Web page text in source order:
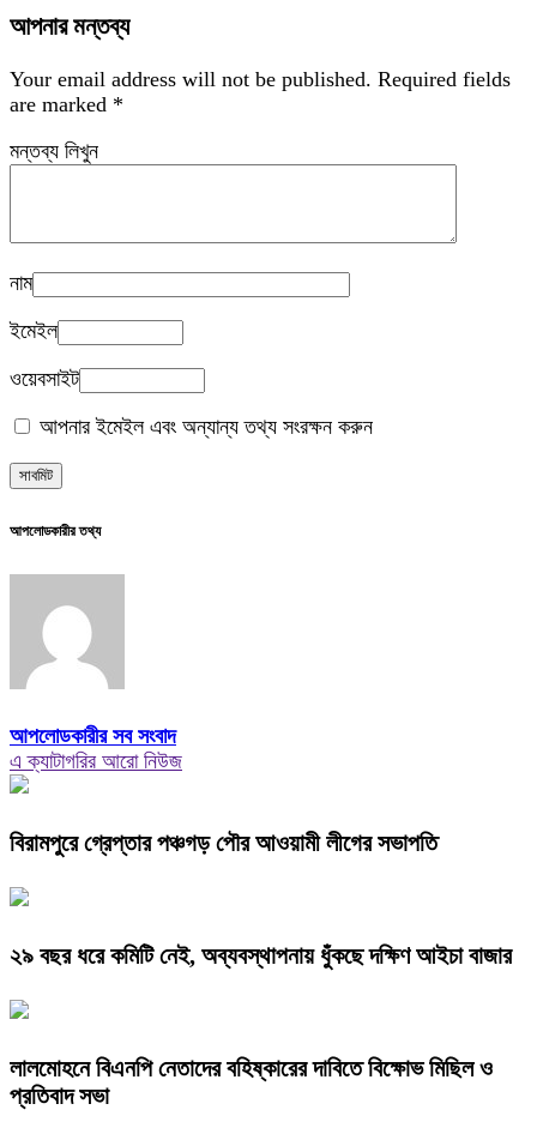
আপনার মন্তব্য
Your email address will not be published. Required fields
are marked *
মন্তব্য লিখুন
নাম
ইমেইল
ওয়েবসাইট
আপনার ইমেইল এবং অন্যান্য তথ্য সংরক্ষন করুন
আপলোডকারীর তথ্য
আপলোডকারীর সব সংবাদ
এ ক্যাটাগরির আরো নিউজ
বিরামপুরে গ্রেপ্তার পঞ্চগড় পৌর আওয়ামী লীগের সভাপতি
২৯ বছর ধরে কমিটি নেই, অব্যবস্থাপনায় ধুঁকছে দক্ষিণ আইচা বাজার
লালমোহনে বিএনপি নেতাদের বহিষ্কারের দাবিতে বিক্ষোভ মিছিল ও
প্রতিবাদ সভা